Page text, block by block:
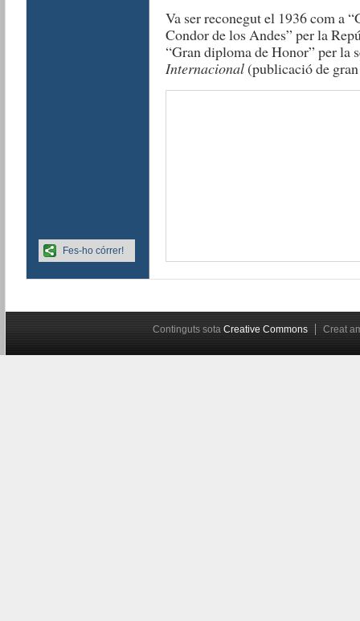
Va ser reconegut el 1936 com a
Condor de los Andes” per la
“Gran diploma de Honor” per la
Internacional(publicació de
Fes-ho córrer!
Continguts sota Creative Commons Creat